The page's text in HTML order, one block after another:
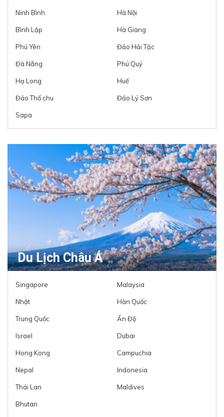
Ninh Bình Hà Nội
Bình Lập Hà Giang
Phú Yên Đảo Hải Tặc
Đà Nẵng Phú Quý
Hạ Long Huế
Đảo Thổ chu Đảo Lý Sơn
Sapa
Du Lịch Châu Á
Singapore Malaysia
Nhật Hàn Quốc
Trung Quốc Ấn Độ
Israel Dubai
Hong Kong Campuchia
Nepal Indonesia
Thái Lan Maldives
Bhutan